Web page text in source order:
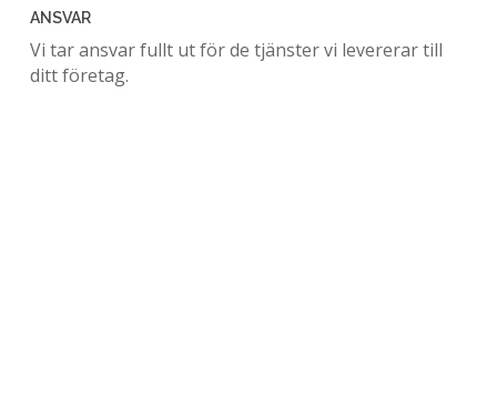
ANSVAR
Vi tar ansvar fullt ut för de tjänster vi levererar till
ditt företag.